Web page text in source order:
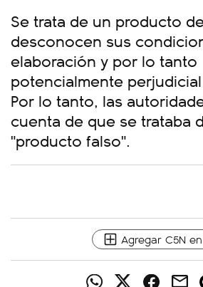
Se trata de un producto
desconocen sus
elaboración y por lo tanto
potencialmente
Por lo tanto, las
cuenta de que se trataba
"producto falso".
Agregar C5N en